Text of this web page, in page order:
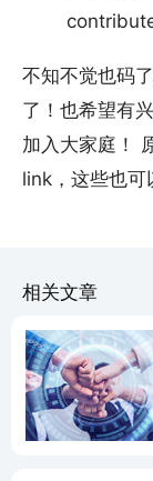
不知不觉也码
了！也希望有
加入大家庭！
link，这些也可
相关文章